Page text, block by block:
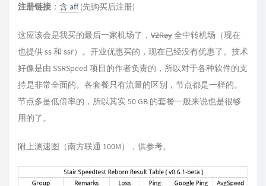
注册链接 ： 含 aff(先购买后注册)
这应该会是我买的最后一家机场了， V2Ray全中转机场（现在
也提供 ss 和 ssr）。开业优惠买的，现在已经没有优惠了。技术
好像是由 SSRSpeed 项目的作者负责的，所以对于各种软件的支
持是非常全面的。各套餐只有流量的区别，节点都是一样的。
节点多是低倍率的，所以其实 50 GB 的套餐一般来说也是很够
用的了。
附上测速图（南方联通 100M），供参考。